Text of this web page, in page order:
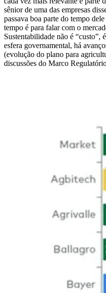
sênior de uma das empresas
passava boa parte do tempo
tempo é para falar com o
Sustentabilidade não é “custo”,
esfera governamental, há
(evolução do plano para
discussões do Marco